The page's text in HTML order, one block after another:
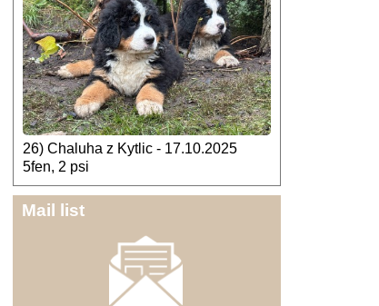
26) Chaluha z Kytlic - 17.10.2025
5fen, 2 psi
Mail list